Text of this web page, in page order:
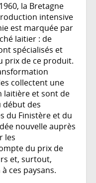
la Bretagne
intensive
est marquée par
laitier : de
spécialisés et
prix de ce produit.
collectent une
laitière et sont de
début des
du Finistère et du
nouvelle auprès
les
du prix de
et, surtout,
ces paysans.